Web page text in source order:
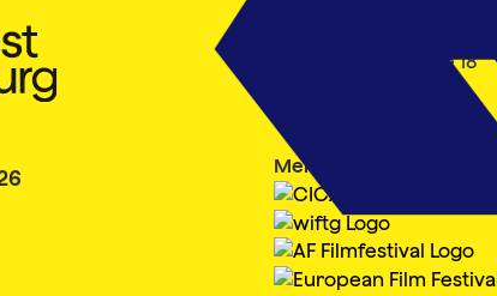
Mönckebergstraße 18
Member of